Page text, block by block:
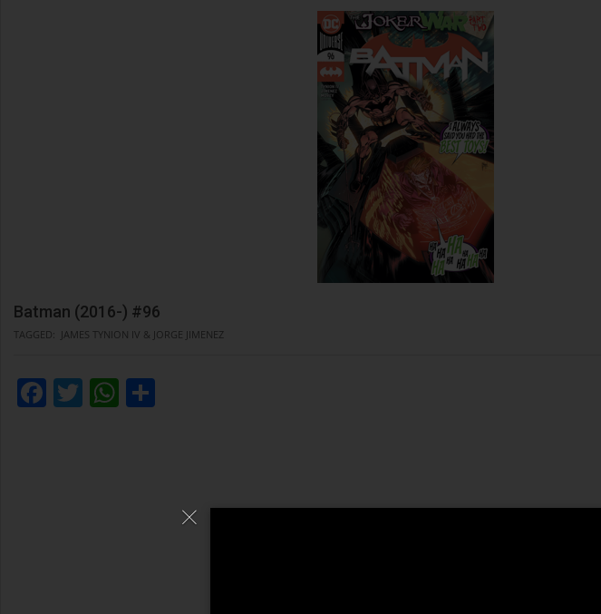
Batman (2016-) #96
TAGGED: JAMES TYNION IV & JORGE JIMENEZ
Facebook
TwitterWhatsApp